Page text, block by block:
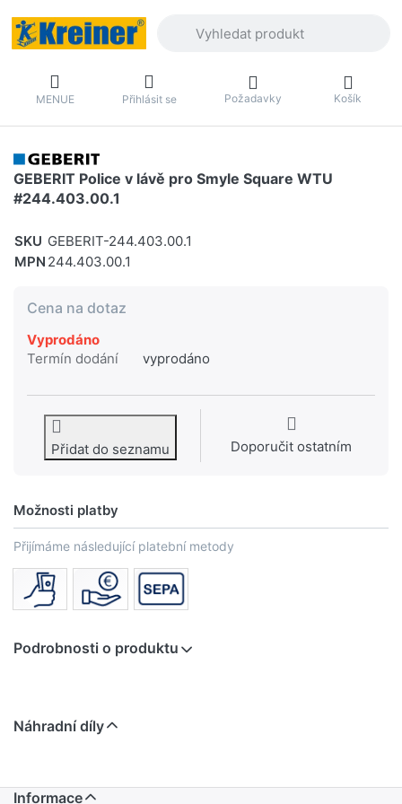
MENUE Přihlásit se Požadavky Košík
GEBERIT Police v lávě pro Smyle Square WTU
#244.403.00.1
SKU GEBERIT-244.403.00.1
MPN 244.403.00.1
Cena na dotaz
Vyprodáno
Termín dodání
vyprodáno
Přidat do seznamu Doporučit ostatním
Možnosti platby
Přijímáme následující platební metody
Podrobnosti o produktu
Náhradní díly
Informace